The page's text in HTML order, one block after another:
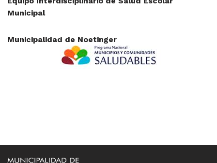
Municipal
Municipalidad de Noetinger